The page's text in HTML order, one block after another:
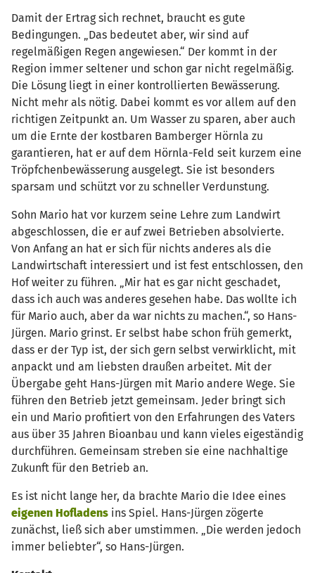
Damit der Ertrag sich rechnet, braucht es gute
Bedingungen. „Das bedeutet aber, wir sind auf
regelmäßigen Regen angewiesen.“ Der kommt in der
Region immer seltener und schon gar nicht regelmäßig.
Die Lösung liegt in einer kontrollierten Bewässerung.
Nicht mehr als nötig. Dabei kommt es vor allem auf den
richtigen Zeitpunkt an. Um Wasser zu sparen, aber auch
um die Ernte der kostbaren Bamberger Hörnla zu
garantieren, hat er auf dem Hörnla-Feld seit kurzem eine
Tröpfchenbewässerung ausgelegt. Sie ist besonders
sparsam und schützt vor zu schneller Verdunstung.
Sohn Mario hat vor kurzem seine Lehre zum Landwirt
abgeschlossen, die er auf zwei Betrieben absolvierte.
Von Anfang an hat er sich für nichts anderes als die
Landwirtschaft interessiert und ist fest entschlossen, den
Hof weiter zu führen. „Mir hat es gar nicht geschadet,
dass ich auch was anderes gesehen habe. Das wollte ich
für Mario auch, aber da war nichts zu machen.“, so Hans-
Jürgen. Mario grinst. Er selbst habe schon früh gemerkt,
dass er der Typ ist, der sich gern selbst verwirklicht, mit
anpackt und am liebsten draußen arbeitet. Mit der
Übergabe geht Hans-Jürgen mit Mario andere Wege. Sie
führen den Betrieb jetzt gemeinsam. Jeder bringt sich
ein und Mario profitiert von den Erfahrungen des Vaters
aus über 35 Jahren Bioanbau und kann vieles eigeständig
durchführen. Gemeinsam streben sie eine nachhaltige
Zukunft für den Betrieb an.
Es ist nicht lange her, da brachte Mario die Idee eines
eigenen Hofladens ins Spiel. Hans-Jürgen zögerte
zunächst, ließ sich aber umstimmen. „Die werden jedoch
immer beliebter“, so Hans-Jürgen.